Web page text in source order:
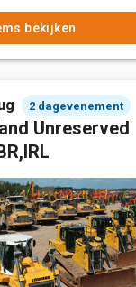
bekijken
2 dagevenement
Unreserved